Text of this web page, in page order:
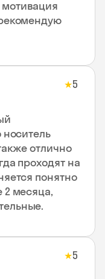
★5
носитель
отлично
проходят на
понятно
2 месяца,
★5